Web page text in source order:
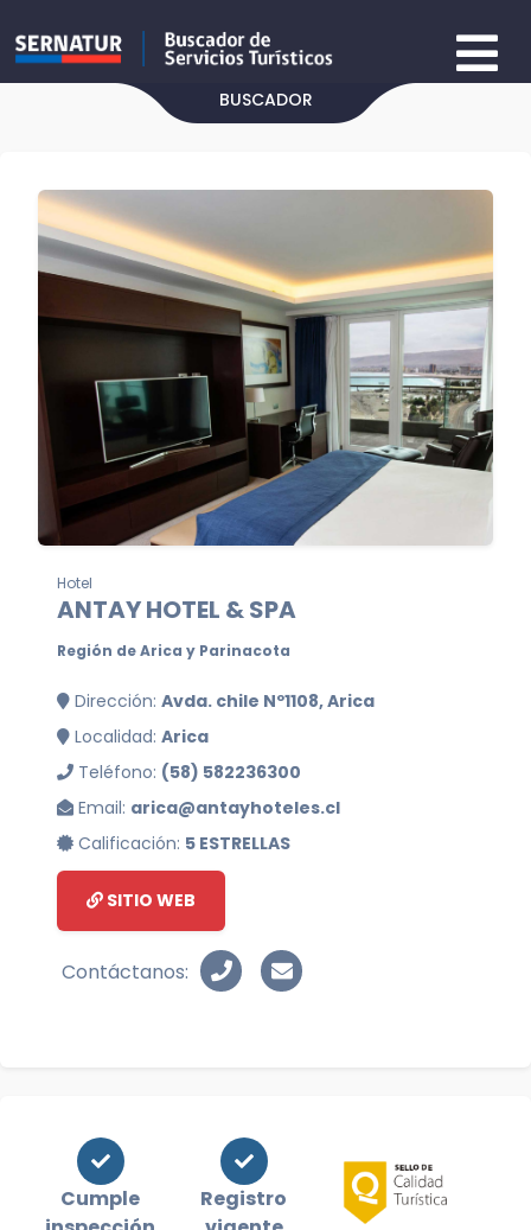
BUSCADOR
Hotel
ANTAY HOTEL & SPA
Región de Arica y Parinacota
Dirección: Avda. chile Nº1108, Arica
Localidad: Arica
Teléfono: (58) 582236300
Email: arica@antayhoteles.cl
Calificación: 5 ESTRELLAS
SITIO WEB
Contáctanos:
Cumple
Registro